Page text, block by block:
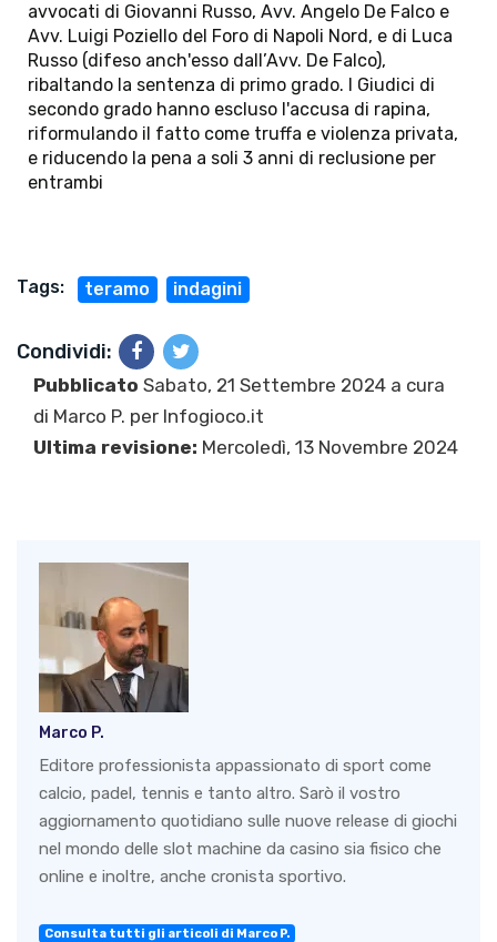
avvocati di Giovanni Russo, Avv. Angelo De Falco e
Avv. Luigi Poziello del Foro di Napoli Nord, e di Luca
Russo (difeso anch'esso dall’Avv. De Falco),
ribaltando la sentenza di primo grado. I Giudici di
secondo grado hanno escluso l'accusa di rapina,
riformulando il fatto come truffa e violenza privata,
e riducendo la pena a soli 3 anni di reclusione per
entrambi
Tags: teramo indagini
Condividi:
Pubblicato Sabato, 21 Settembre 2024 a cura
di Marco P. per Infogioco.it
Ultima revisione: Mercoledì, 13 Novembre 2024
Marco P.
Editore professionista appassionato di sport come
calcio, padel, tennis e tanto altro. Sarò il vostro
aggiornamento quotidiano sulle nuove release di giochi
nel mondo delle slot machine da casino sia fisico che
online e inoltre, anche cronista sportivo.
Consulta tutti gli articoli di Marco P.